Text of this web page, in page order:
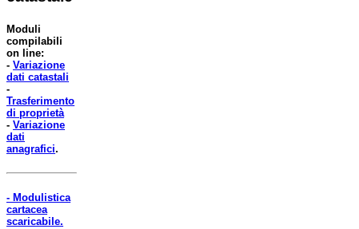
Moduli
compilabili
on line:
- Variazione
dati catastali
-
Trasferimento
di proprietà
- Variazione
dati
anagrafici.
- Modulistica
cartacea
scaricabile.